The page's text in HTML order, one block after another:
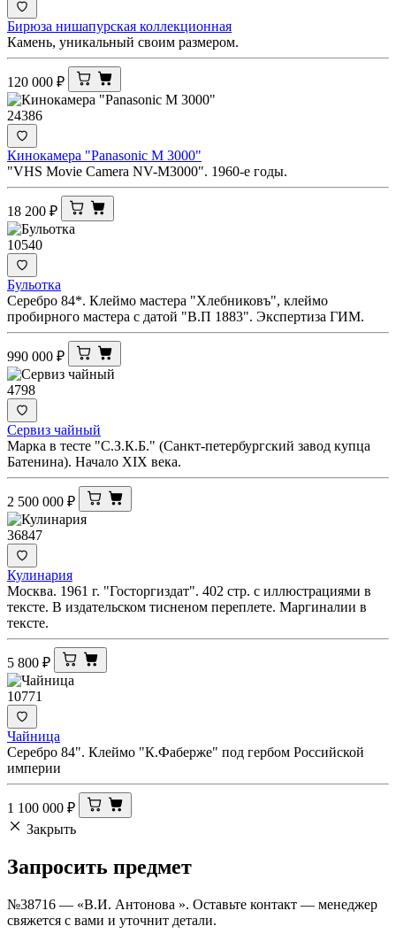
Бирюза нишапурская коллекционная
Камень, уникальный своим размером.
120 000 ₽
24386
Кинокамера "Panasonic M 3000"
"VHS Movie Camera NV-M3000". 1960-е годы.
18 200 ₽
10540
Бульотка
Серебро 84*. Клеймо мастера "Хлебниковъ", клеймо
пробирного мастера с датой "В.П 1883". Экспертиза ГИМ.
990 000 ₽
4798
Сервиз чайный
Марка в тесте "С.З.К.Б." (Санкт-петербургский завод купца
Батенина). Начало XIX века.
2 500 000 ₽
36847
Кулинария
Москва. 1961 г. "Госторгиздат". 402 стр. с иллюстрациями в
тексте. В издательском тисненом переплете. Маргиналии в
тексте.
5 800 ₽
10771
Чайница
Серебро 84". Клеймо "К.Фаберже" под гербом Российской
империи
1 100 000 ₽
Закрыть
Запросить предмет
№38716 — «В.И. Антонова ». Оставьте контакт — менеджер
свяжется с вами и уточнит детали.